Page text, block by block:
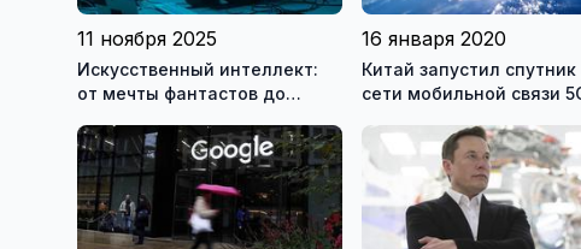
11 ноября 2025
Искусственный интеллект:
от мечты фантастов до
16 января 2020
Китай запустил
сети мобильной связи